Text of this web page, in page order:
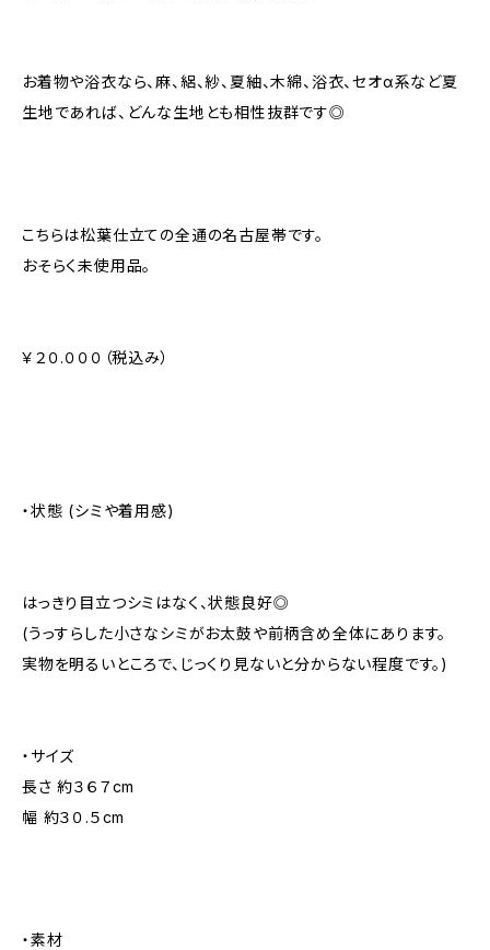
お着物や浴衣なら、麻、絽、紗、夏紬、木綿、浴衣、セオα系など夏
生地であれば、どんな生地とも相性抜群です◎
こちらは松葉仕立ての全通の名古屋帯です。
おそらく未使用品。
￥２０.０００（税込み）
・状態 (シミや着用感)
はっきり目立つシミはなく、状態良好◎
(うっすらした小さなシミがお太鼓や前柄含め全体にあります。
実物を明るいところで、じっくり見ないと分からない程度です。)
・サイズ
長さ 約３６７cm
幅 約３０.５cm
・素材